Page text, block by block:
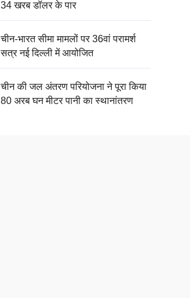
34 खरब डॉलर के पार
चीन-भारत सीमा मामलों पर 36वां परामर्श
सत्र नई दिल्ली में आयोजित
चीन की जल अंतरण परियोजना ने पूरा किया
80 अरब घन मीटर पानी का स्थानांतरण